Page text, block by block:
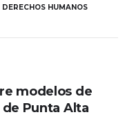
DERECHOS HUMANOS
modelos de
Punta Alta